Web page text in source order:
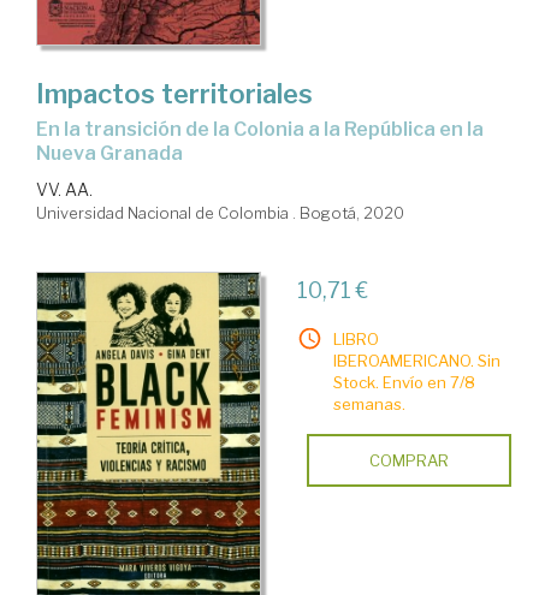
Impactos territoriales
en la transición de la Colonia a la República en la
Nueva Granada
VV. AA.
Universidad Nacional de Colombia . Bogotá, 2020
10,71 €
LIBRO
IBEROAMERICANO. Sin
Stock. Envío en 7/8
semanas.
COMPRAR